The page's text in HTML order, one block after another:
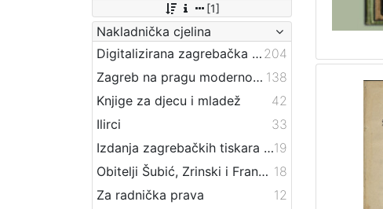
[1]
Nakladnička cjelina
Digitalizirana zagrebačka baština 204
Zagreb na pragu modernog doba 138
Knjige za djecu i mladež
42
Ilirci
33
Izdanja zagrebačkih tiskara 17. i 18. stoljeća19
Obitelji Šubić, Zrinski i Frankopan 18
Za radnička prava
12